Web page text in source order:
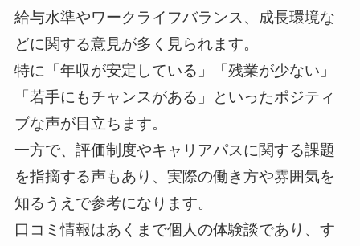
給与水準やワークライフバランス、成長環境な
どに関する意見が多く見られます。
特に「年収が安定している」「残業が少ない」
「若手にもチャンスがある」といったポジティ
ブな声が目立ちます。
一方で、評価制度やキャリアパスに関する課題
を指摘する声もあり、実際の働き方や雰囲気を
知るうえで参考になります。
口コミ情報はあくまで個人の体験談であり、す